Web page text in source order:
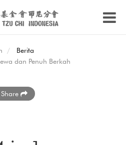
Berita
dan Penuh Berkah
Share